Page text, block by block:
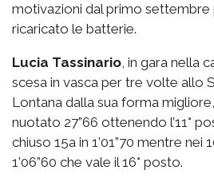
motivazioni dal primo
ricaricato le batterie.
Lucia Tassinario, in gara nella
scesa in vasca per tre volte allo
Lontana dalla sua forma
nuotato 27”66 ottenendo l’11°
chiuso 15a in 1’01”70 mentre
1’06”60 che vale il 16° posto.